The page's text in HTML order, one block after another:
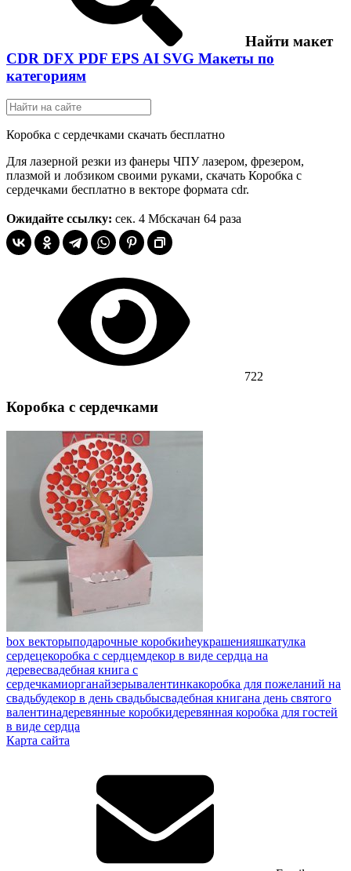
Найти макет
CDR DFX PDF EPS AI SVG Макеты по
категориям
Коробка с сердечками скачать бесплатно
Для лазерной резки из фанеры ЧПУ лазером, фрезером,
плазмой и лобзиком своими руками, скачать Коробка с
сердечками бесплатно в векторе формата cdr.
Ожидайте ссылку: сек. 4 Мбскачан 64 раза
722
Коробка с сердечками
box векторыподарочные коробкиheукрашенияшкатулка
сердецекоробка с сердцемдекор в виде сердца на
деревесвадебная книга с
сердечкамиорганайзерывалентинкакоробка для пожеланий на
свадьбудекор в день свадьбысвадебная книгана день святого
валентинадеревянные коробкидеревянная коробка для гостей
в виде сердца
Карта сайта